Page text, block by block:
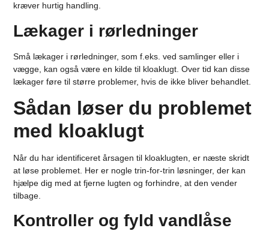
kræver hurtig handling.
Lækager i rørledninger
Små lækager i rørledninger, som f.eks. ved samlinger eller i
vægge, kan også være en kilde til kloaklugt. Over tid kan disse
lækager føre til større problemer, hvis de ikke bliver behandlet.
Sådan løser du problemet
med kloaklugt
Når du har identificeret årsagen til kloaklugten, er næste skridt
at løse problemet. Her er nogle trin-for-trin løsninger, der kan
hjælpe dig med at fjerne lugten og forhindre, at den vender
tilbage.
Kontroller og fyld vandlåse